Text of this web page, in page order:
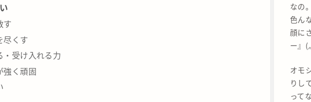
す
尽くす
・受け入れる力
強く頑固
なの
色ん
顔に
ー』
オモ
りし
って